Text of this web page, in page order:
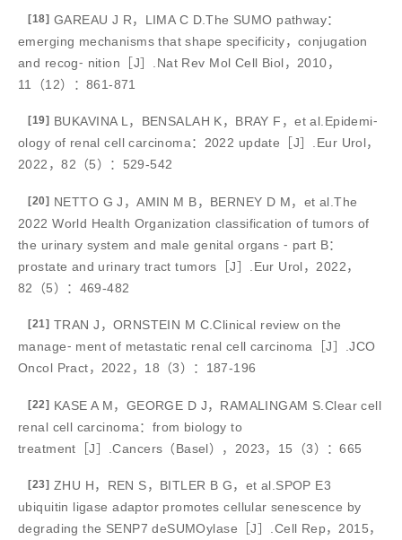
[18] GAREAU J R，LIMA C D.The SUMO pathway：
emerging mechanisms that shape specificity，conjugation
and recog⁃ nition［J］.Nat Rev Mol Cell Biol，2010，
11（12）：861-871
[19] BUKAVINA L，BENSALAH K，BRAY F，et al.Epidemi⁃
ology of renal cell carcinoma：2022 update［J］.Eur Urol，
2022，82（5）：529-542
[20] NETTO G J，AMIN M B，BERNEY D M，et al.The
2022 World Health Organization classification of tumors of
the urinary system and male genital organs ⁃ part B：
prostate and urinary tract tumors［J］.Eur Urol，2022，
82（5）：469-482
[21] TRAN J，ORNSTEIN M C.Clinical review on the
manage⁃ ment of metastatic renal cell carcinoma［J］.JCO
Oncol Pract，2022，18（3）：187-196
[22] KASE A M，GEORGE D J，RAMALINGAM S.Clear cell
renal cell carcinoma：from biology to
treatment［J］.Cancers（Basel），2023，15（3）：665
[23] ZHU H，REN S，BITLER B G，et al.SPOP E3
ubiquitin ligase adaptor promotes cellular senescence by
degrading the SENP7 deSUMOylase［J］.Cell Rep，2015，